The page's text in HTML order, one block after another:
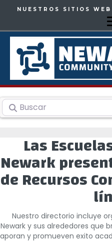
NUESTROS SITIOS WEB
Buscar
Las
Newark
de Recursos
Nuestro directorio incluye
Newark y sus alrededores que
aporan y promueven exito